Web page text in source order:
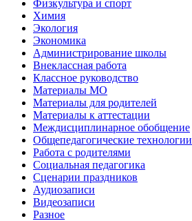
Физкультура и спорт
Химия
Экология
Экономика
Администрирование школы
Внеклассная работа
Классное руководство
Материалы МО
Материалы для родителей
Материалы к аттестации
Междисциплинарное обобщение
Общепедагогические технологии
Работа с родителями
Социальная педагогика
Сценарии праздников
Аудиозаписи
Видеозаписи
Разное